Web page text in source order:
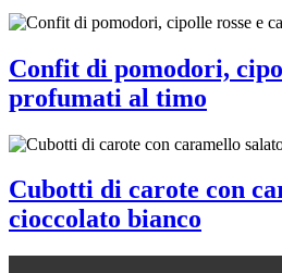
Confit di pomodori,
profumati al timo
Cubotti di carote con
cioccolato bianco